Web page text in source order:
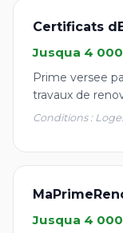
Certificats
Jusqua 4
Prime versee
travaux de
Conditions :
Jusqua 4